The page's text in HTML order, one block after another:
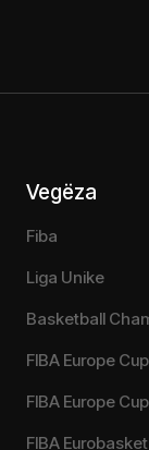
Vegëza
Fiba
Liga Unike
Basketball
FIBA Europe
FIBA Europe Cup
FIBA